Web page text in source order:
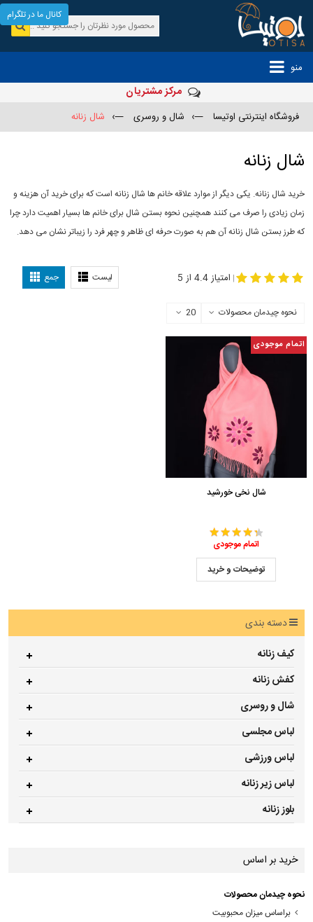
منو
مرکز مشتریان
فروشگاه اینترنتی اوتیسا —› شال و روسری —› شال زنانه
شال زنانه
خرید شال زنانه. یکی دیگر از موارد علاقه خانم ها شال زنانه است که برای خرید آن هزینه و
زمان زیادی را صرف می کنند همچنین نحوه بستن شال برای خانم ها بسیار اهمیت دارد چرا
که طرز بستن شال زنانه آن هم به صورت حرفه ای ظاهر و چهر فرد را زیباتر نشان می دهد.
لیست جمع | امتیاز 4.4 از 5
نحوه چیدمان محصولات 20
اتمام موجودی
شال نخی خورشید
اتمام موجودی
توضیحات و خرید
دسته بندی
کیف زنانه
کفش زنانه
شال و روسری
لباس مجلسی
لباس ورزشی
لباس زیر زنانه
بلوز زنانه
خرید بر اساس
نحوه چیدمان محصولات
براساس میزان محبوبیت
کانال ما در تلگرام